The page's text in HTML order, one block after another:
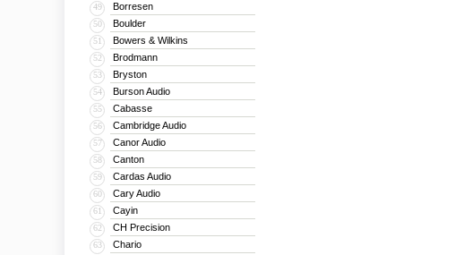
49 Borresen
50 Boulder
51 Bowers & Wilkins
52 Brodmann
53 Bryston
54 Burson Audio
55 Cabasse
56 Cambridge Audio
57 Canor Audio
58 Canton
59 Cardas Audio
60 Cary Audio
61 Cayin
62 CH Precision
63 Chario